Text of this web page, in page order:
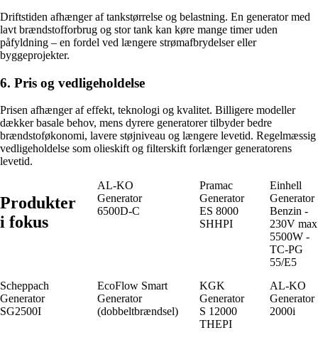
Driftstiden afhænger af tankstørrelse og belastning. En generator med
lavt brændstofforbrug og stor tank kan køre mange timer uden
påfyldning – en fordel ved længere strømafbrydelser eller
byggeprojekter.
6. Pris og vedligeholdelse
Prisen afhænger af effekt, teknologi og kvalitet. Billigere modeller
dækker basale behov, mens dyrere generatorer tilbyder bedre
brændstoføkonomi, lavere støjniveau og længere levetid. Regelmæssig
vedligeholdelse som olieskift og filterskift forlænger generatorens
levetid.
Produkter
i fokus
AL-KO
Generator
6500D-C
Pramac
Generator
ES 8000
SHHPI
Einhell
Generator
Benzin -
230V max
5500W -
TC-PG
55/E5
Scheppach
Generator
SG2500I
EcoFlow Smart
Generator
(dobbeltbrændsel)
KGK
Generator
S 12000
THEPI
AL-KO
Generator
2000i